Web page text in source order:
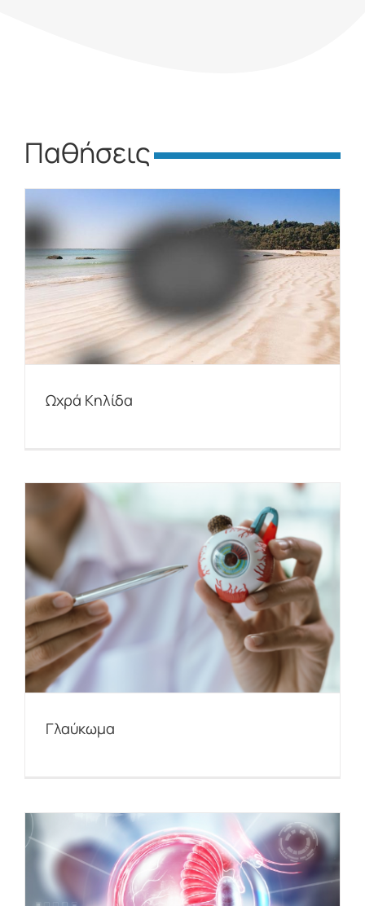
Παθήσεις
Ωχρά Κηλίδα
Γλαύκωμα